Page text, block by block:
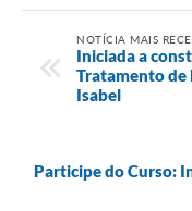
NOTÍCIA MAIS
Iniciada a
Tratamento de
Isabel
Participe do Curso: